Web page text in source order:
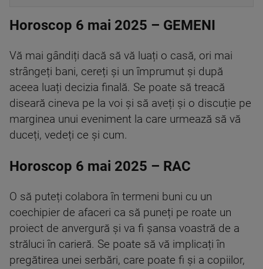
Horoscop 6 mai 2025 – GEMENI
Vă mai gândiți dacă să vă luați o casă, ori mai
strângeți bani, cereți și un împrumut și după
aceea luați decizia finală. Se poate să treacă
diseară cineva pe la voi și să aveți și o discuție pe
marginea unui eveniment la care urmează să vă
duceți, vedeți ce și cum.
Horoscop 6 mai 2025 – RAC
O să puteți colabora în termeni buni cu un
coechipier de afaceri ca să puneți pe roate un
proiect de anvergură și va fi șansa voastră de a
străluci în carieră. Se poate să vă implicați în
pregătirea unei serbări, care poate fi și a copiilor,